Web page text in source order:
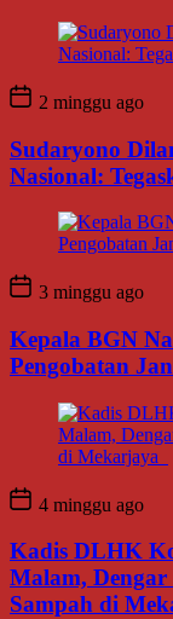
2 minggu ago
Sudaryono
Nasional:
3 minggu ago
Kepala BGN
Pengobatan
4 minggu ago
Kadis DLHK
Malam,
Sampah di